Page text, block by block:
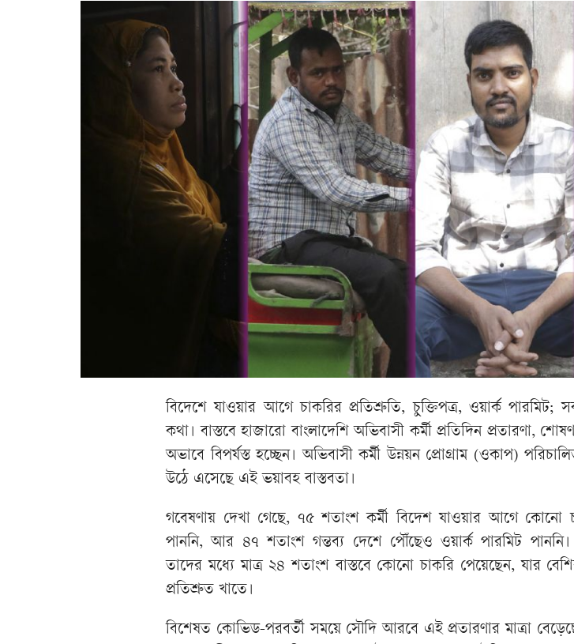
বিদেশে যাওয়ার আগে চাকরির প্রতিশ্রুতি, চুক্তিপত্র, ওয়ার্ক পারমিট;
কথা। বাস্তবে হাজারো বাংলাদেশি অভিবাসী কর্মী প্রতিদিন প্রতারণা,
অভাবে বিপর্যস্ত হচ্ছেন। অভিবাসী কর্মী উন্নয়ন প্রোগ্রাম (ওকাপ)
উঠে এসেছে এই ভয়াবহ বাস্তবতা।
গবেষণায় দেখা গেছে, ৭৫ শতাংশ কর্মী বিদেশ যাওয়ার আগে কোনো
পাননি, আর ৪৭ শতাংশ গন্তব্য দেশে পৌঁছেও ওয়ার্ক পারমিট পাননি।
তাদের মধ্যে মাত্র ২৪ শতাংশ বাস্তবে কোনো চাকরি পেয়েছেন, যার
প্রতিশ্রুত খাতে।
বিশেষত কোভিড-পরবর্তী সময়ে সৌদি আরবে এই প্রতারণার মাত্রা